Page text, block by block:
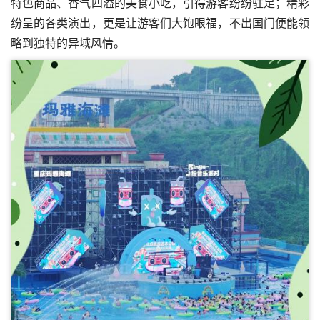
纷呈的各类演出，更是让游客们大饱眼福，不出国门便能领
略到独特的异域风情。